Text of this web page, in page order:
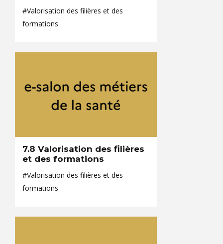
#Valorisation des filières et des
formations
7.8 Valorisation des filières
et des formations
#Valorisation des filières et des
formations